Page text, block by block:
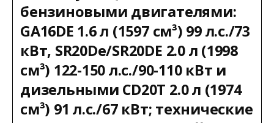
бензиновыми двигателями:
GA16DE 1.6 л (1597 см³) 99 л.с./73
кВт, SR20De/SR20DE 2.0 л (1998
см³) 122-150 л.с./90-110 кВт и
дизельными CD20T 2.0 л (1974
см³) 91 л.с./67 кВт; технические